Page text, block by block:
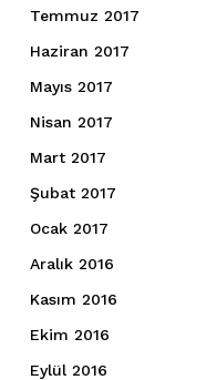
Temmuz 2017
Haziran 2017
Mayıs 2017
Nisan 2017
Mart 2017
Şubat 2017
Ocak 2017
Aralık 2016
Kasım 2016
Ekim 2016
Eylül 2016